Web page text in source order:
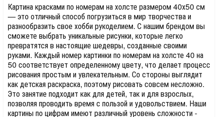
Картина красками по номерам на холсте размером 40х50 см
— это отличный способ погрузиться в мир творчества и
разнообразить свое хобби рукоделием. С нашим брендом вы
сможете выбрать уникальные рисунки, которые легко
превратятся в настоящие шедевры, созданные своими
руками. Каждый номер картинки по номерам на холсте 40 на
50 соответствует определенному цвету, что делает процесс
рисования простым и увлекательным. Со стороны выглядит
как детская раскраска, поэтому рисовать совсем несложно.
Это занятие подходит как для детей, так и для взрослых,
позволяя проводить время с пользой и удовольствием. Наши
картины по цифрам имеют различный уровень сложности -